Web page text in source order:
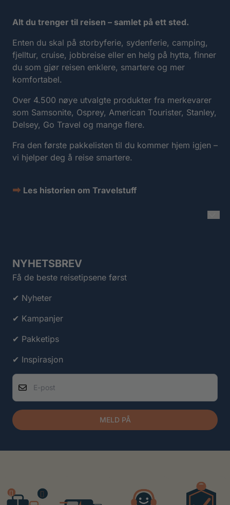
Alt du trenger til reisen – samlet på ett sted.
Enten du skal på storbyferie, sydenferie, camping,
fjelltur, cruise, jobbreise eller en helg på hytta, finner
du som gjør reisen enklere, smartere og mer
komfortabel.
Over 4.500 nøye utvalgte produkter fra merkevarer
som Samsonite, Osprey, American Tourister, Stanley,
Delsey, Go Travel og mange flere.
Fra den første pakkelisten til du kommer hjem igjen –
vi hjelper deg å reise smartere.
➡ Les historien om Travelstuff
NYHETSBREV
Få de beste reisetipsene først
✔ Nyheter
✔ Kampanjer
✔ Pakketips
✔ Inspirasjon
E-post
MELD PÅ